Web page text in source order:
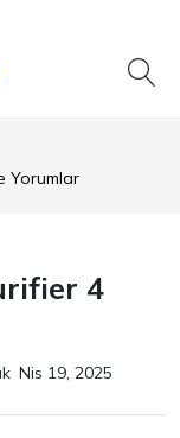
Yorumlar
4
Nis 19, 2025